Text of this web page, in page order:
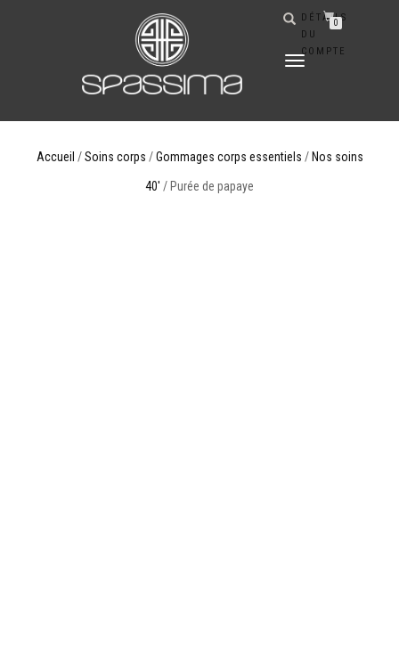
DÉPLIER
DÉTAILS
DU
COMPTE
0
Accueil /Soins corps /Gommages corps essentiels / Nos soins
40' / Purée de papaye